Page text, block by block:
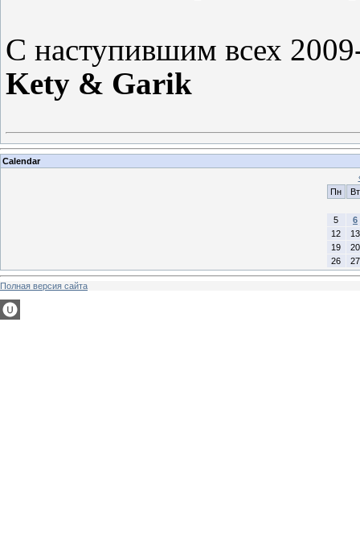
С наступившим всех
Kety & Garik
Calendar
Пн
Вт
5
6
12
13
19
20
26
27
Полная версия сайта